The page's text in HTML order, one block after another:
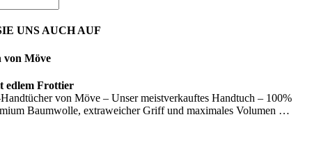
UNS AUCH AUF
von Möve
edlem Frottier
von Möve – Unser meistverkauftes Handtuch – 100%
Baumwolle, extraweicher Griff und maximales Volumen …